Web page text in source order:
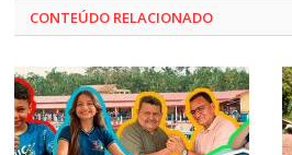
CONTEÚDO RELACIONADO